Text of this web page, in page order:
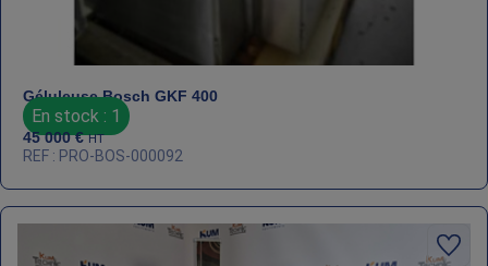
Géluleuse Bosch GKF 400
En stock : 1
45 000€ HT
REF : PRO-BOS-000092